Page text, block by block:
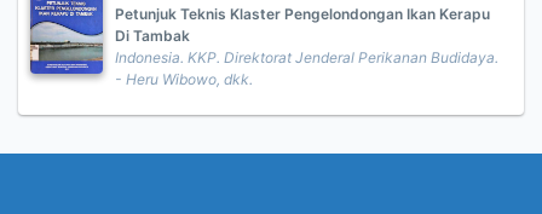
Petunjuk Teknis Klaster Pengelondongan Ikan Kerapu
Di Tambak
Indonesia. KKP. Direktorat Jenderal Perikanan Budidaya.
- Heru Wibowo, dkk.